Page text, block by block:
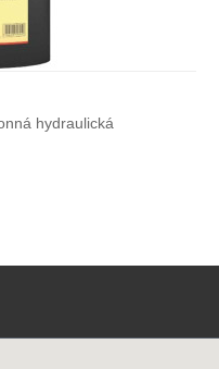
hydraulická